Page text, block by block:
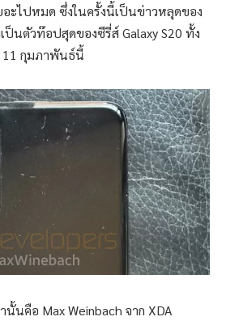
ะไปหมด ซึ่งในครั้งนี้เป็นข่าวหลุดของ
ป็นตัวท๊อปสุดของซีรี่ส์ Galaxy S20 ทั้ง
11 กุมภาพันธ์นี้
นคือ Max Weinbach จาก XDA